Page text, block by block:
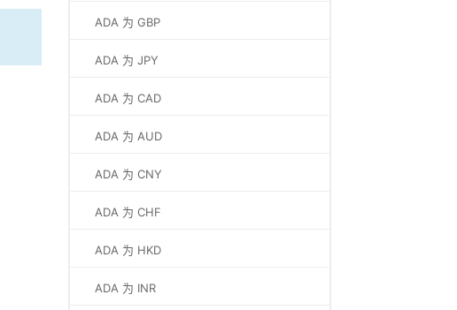
ADA 为 GBP
ADA 为 JPY
ADA 为 CAD
ADA 为 AUD
ADA 为 CNY
ADA 为 CHF
ADA 为 HKD
ADA 为 INR